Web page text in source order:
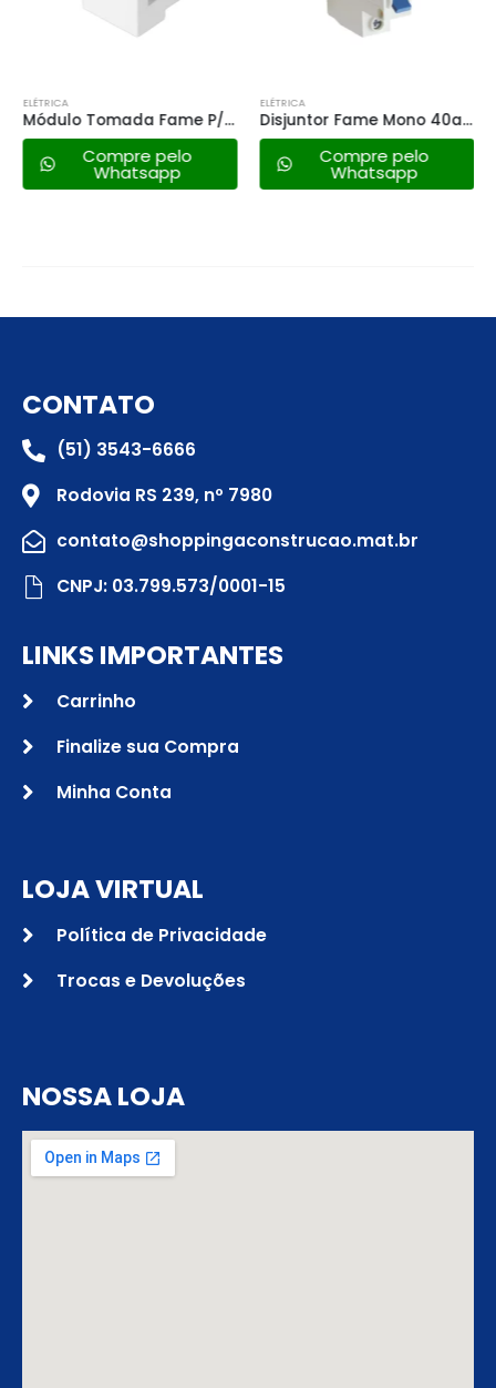
ELÉTRICA
Módulo Tomada Fame P/antena – 0109 Modulare/evidence
Compre pelo
Whatsapp
ELÉTRICA
Disjuntor Fame Mono 40a – Branco
Compre pelo
Whatsapp
CONTATO
(51) 3543-6666
Rodovia RS 239, nº 7980
contato@shoppingaconstrucao.mat.br
CNPJ: 03.799.573/0001-15
LINKS IMPORTANTES
Carrinho
Finalize sua Compra
Minha Conta
LOJA VIRTUAL
Política de Privacidade
Trocas e Devoluções
NOSSA LOJA